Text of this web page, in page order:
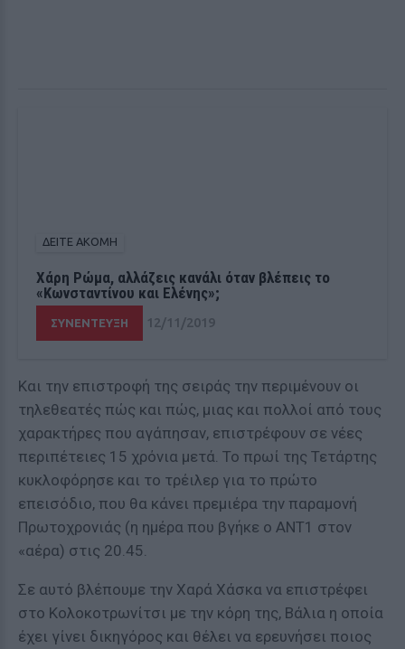
ΔΕΙΤΕ ΑΚΟΜΗ
Χάρη Ρώμα, αλλάζεις κανάλι όταν βλέπεις το
«Κωνσταντίνου και Ελένης»;
ΣΥΝΕΝΤΕΥΞΗ 12/11/2019
Και την επιστροφή της σειράς την περιμένουν οι
τηλεθεατές πώς και πώς, μιας και πολλοί από τους
χαρακτήρες που αγάπησαν, επιστρέφουν σε νέες
περιπέτειες 15 χρόνια μετά. Το πρωί της Τετάρτης
κυκλοφόρησε και το τρέιλερ για το πρώτο
επεισόδιο, που θα κάνει πρεμιέρα την παραμονή
Πρωτοχρονιάς (η ημέρα που βγήκε ο ΑΝΤ1 στον
«αέρα) στις 20.45.
Σε αυτό βλέπουμε την Χαρά Χάσκα να επιστρέφει
στο Κολοκοτρωνίτσι με την κόρη της, Βάλια η οποία
έχει γίνει δικηγόρος και θέλει να ερευνήσει ποιος